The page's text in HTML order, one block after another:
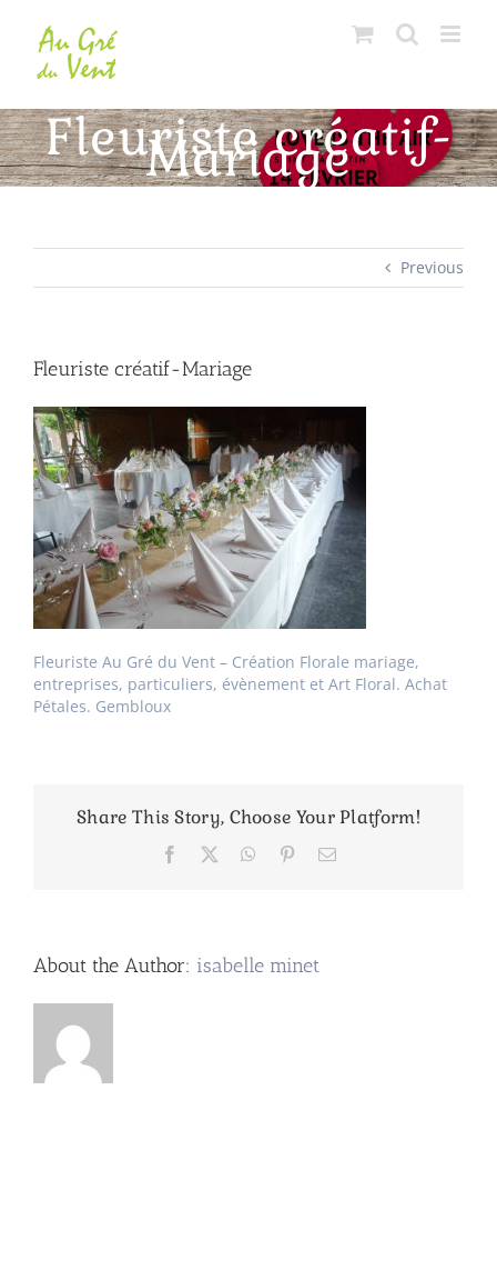
content
Fleuriste créatif-
Mariage
Previous
Fleuriste créatif-Mariage
Fleuriste Au Gré du Vent – Création Florale mariage,
entreprises, particuliers, évènement et Art Floral. Achat
Pétales. Gembloux
Share This Story, Choose Your Platform!
Facebook WhatsApp
PinterestEmail
About the Author: isabelle minet